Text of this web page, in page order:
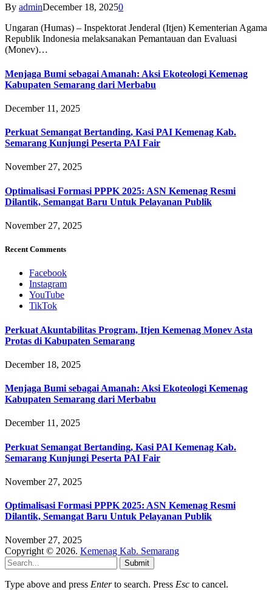
By adminDecember 18, 20250
Ungaran (Humas) – Inspektorat Jenderal (Itjen) Kementerian Agama
Republik Indonesia melaksanakan Pemantauan dan Evaluasi
(Monev)…
Menjaga Bumi sebagai Amanah: Aksi Ekoteologi Kemenag
Kabupaten Semarang dari Merbabu
December 11, 2025
Perkuat Semangat Bertanding, Kasi PAI Kemenag Kab.
Semarang Kunjungi Peserta PAI Fair
November 27, 2025
Optimalisasi Formasi PPPK 2025: ASN Kemenag Resmi
Dilantik, Semangat Baru Untuk Pelayanan Publik
November 27, 2025
Recent Comments
Facebook
Instagram
YouTube
TikTok
Perkuat Akuntabilitas Program, Itjen Kemenag Monev Asta
Protas di Kabupaten Semarang
December 18, 2025
Menjaga Bumi sebagai Amanah: Aksi Ekoteologi Kemenag
Kabupaten Semarang dari Merbabu
December 11, 2025
Perkuat Semangat Bertanding, Kasi PAI Kemenag Kab.
Semarang Kunjungi Peserta PAI Fair
November 27, 2025
Optimalisasi Formasi PPPK 2025: ASN Kemenag Resmi
Dilantik, Semangat Baru Untuk Pelayanan Publik
November 27, 2025
Copyright © 2026. Kemenag Kab. Semarang
Submit
Type above and press Enterto search. Press Esc to cancel.